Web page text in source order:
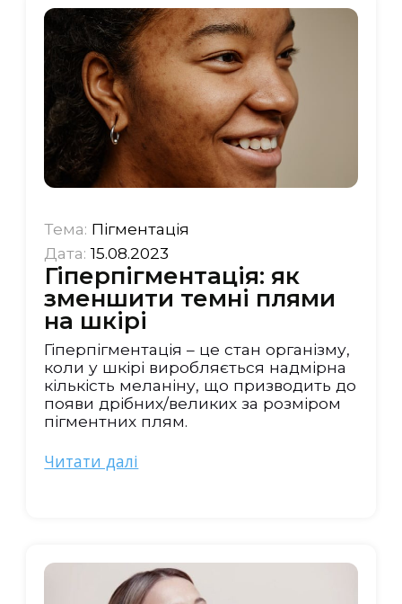
Тема: Пігментація
Дата: 15.08.2023
Гіперпігментація: як
зменшити темні плями
на шкірі
Гіперпігментація – це стан організму,
коли у шкірі виробляється надмірна
кількість меланіну, що призводить до
появи дрібних/великих за розміром
пігментних плям.
Читати далі